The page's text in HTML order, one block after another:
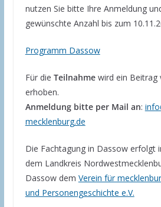
nutzen Sie bitte Ihre Anmeldung
gewünschte Anzahl bis zum
Programm Dassow
Für die Teilnahmewird ein Beitrag
erhoben.
Anmeldung bitte per Mail an:
mecklenburg.de
Die Fachtagung in Dassow erfolgt
dem Landkreis
Dassow dem Verein für
und Personengeschichte e.V.